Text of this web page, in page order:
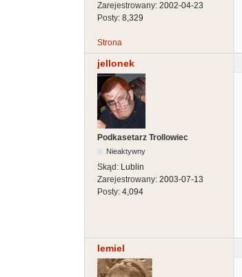
Zarejestrowany: 2002-04-23
Posty: 8,329
Strona
jellonek
Podkasetarz Trollowiec
Nieaktywny
Skąd: Lublin
Zarejestrowany: 2003-07-13
Posty: 4,094
lemiel